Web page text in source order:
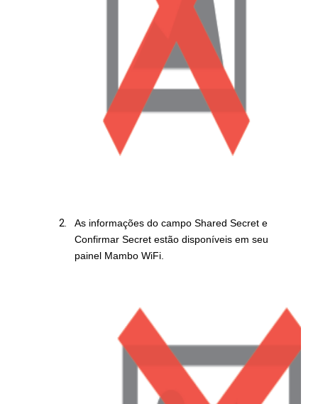
As informações do campo Shared Secret e
Confirmar Secret estão disponíveis em seu
painel Mambo WiFi.